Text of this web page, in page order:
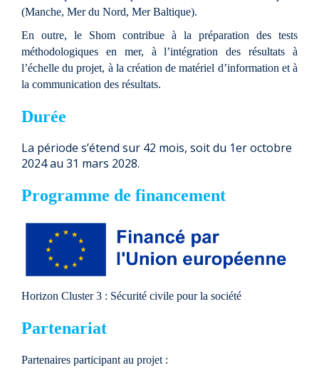
(Manche, Mer du Nord, Mer Baltique).
En outre, le Shom contribue à la préparation des tests
méthodologiques en mer, à l’intégration des résultats à
l’échelle du projet, à la création de matériel d’information et à
la communication des résultats.
Durée
La période s’étend sur 42 mois, soit du 1er octobre
2024 au 31 mars 2028.
Programme de financement
Horizon Cluster 3 : Sécurité civile pour la société
Partenariat
Partenaires participant au projet :